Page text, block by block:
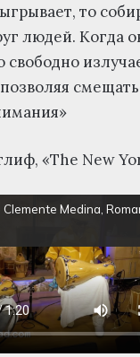
то
людей. Когда
свободно
«The New
Medina,